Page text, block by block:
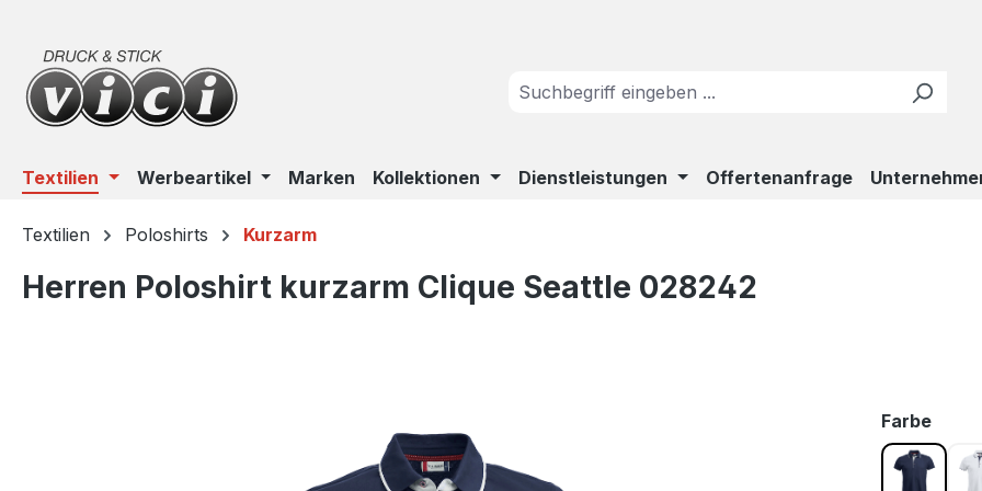
Textilien Werbeartikel Marken Kollektionen Dienstleistungen Offertenanfrage
Textilien Poloshirts Kurzarm
Herren Poloshirt kurzarm Clique Seattle 028242
Farbe